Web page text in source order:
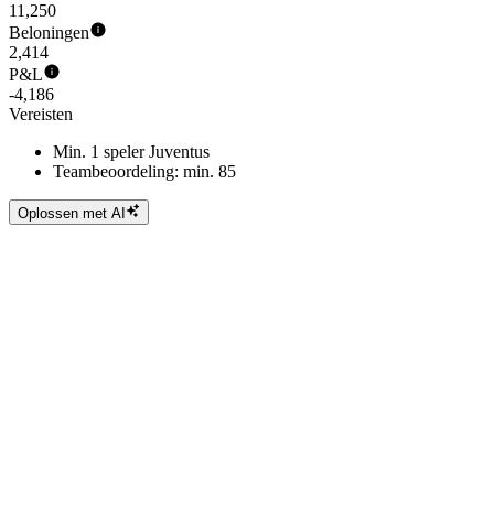
11,250
Beloningen
2,414
P&L
-4,186
Vereisten
Min. 1 speler Juventus
Teambeoordeling: min. 85
Oplossen met AI